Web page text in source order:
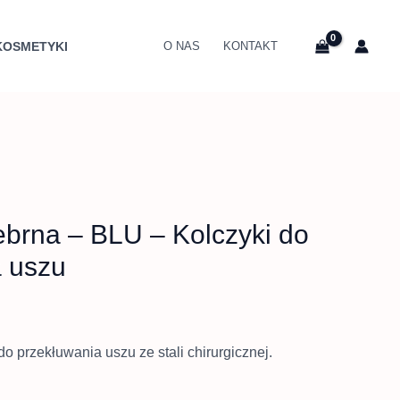
O NAS KONTAKT
– BLU – Kolczyki do
uszu
przekłuwania uszu ze stali chirurgicznej.